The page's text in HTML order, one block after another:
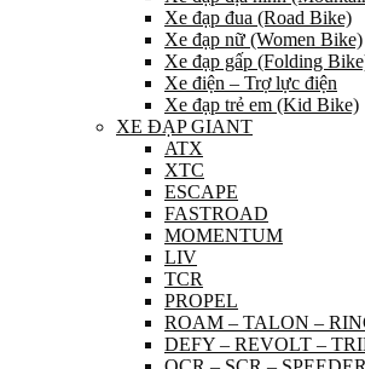
Xe đạp đua (Road Bike)
Xe đạp nữ (Women Bike)
Xe đạp gấp (Folding
Xe điện – Trợ lực điện
Xe đạp trẻ em (Kid Bike)
XE ĐẠP GIANT
ATX
XTC
ESCAPE
FASTROAD
MOMENTUM
LIV
TCR
PROPEL
ROAM – TALON –
DEFY – REVOLT –